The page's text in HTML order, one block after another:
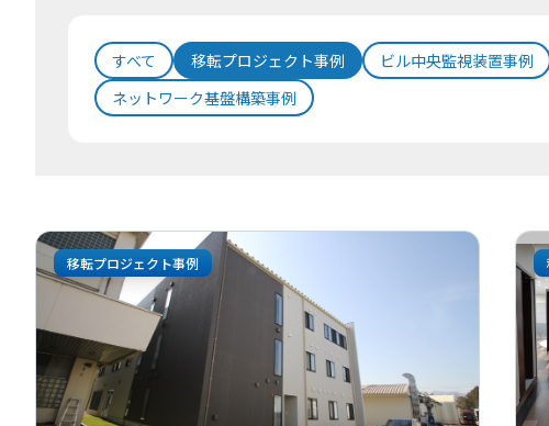
すべて 移転プロジェクト事例 ビル中央監視装置事例
ネットワーク基盤構築事例
移転プロジェクト事例